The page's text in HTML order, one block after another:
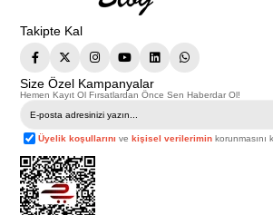
Takipte Kal
Size Özel Kampanyalar
Hemen Kayıt Ol Fırsatlardan Önce Sen Haberdar Ol!
Üyelik koşullarını vekişisel verilerimin korunmasını